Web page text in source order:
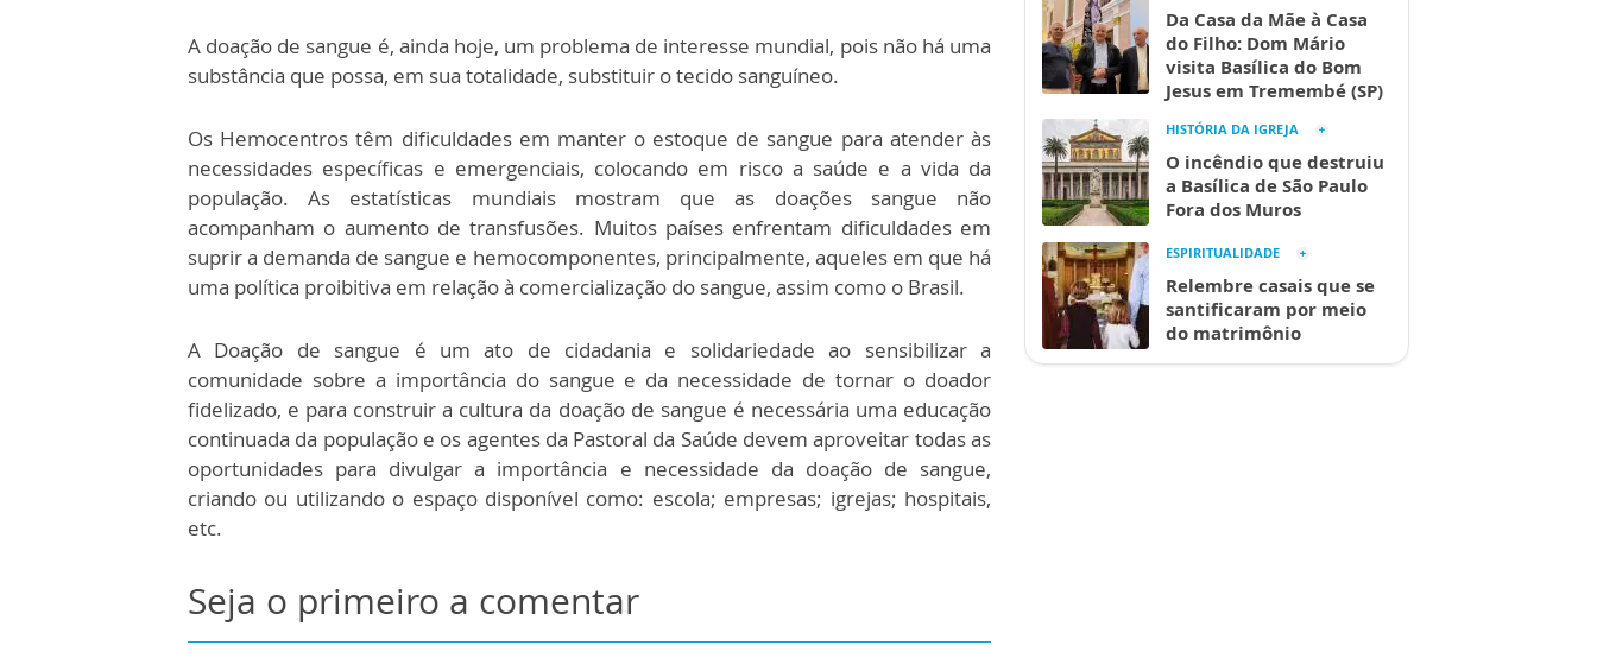
A doação de sangue é, ainda hoje, um problema de interesse mundial, pois não há uma
substância que possa, em sua totalidade, substituir o tecido sanguíneo.
Os Hemocentros têm dificuldades em manter o estoque de sangue para atender às
necessidades específicas e emergenciais, colocando em risco a saúde e a vida da
população. As estatísticas mundiais mostram que as doações sangue não
acompanham o aumento de transfusões. Muitos países enfrentam dificuldades em
suprir a demanda de sangue e hemocomponentes, principalmente, aqueles em que há
uma política proibitiva em relação à comercialização do sangue, assim como o Brasil.
A Doação de sangue é um ato de cidadania e solidariedade ao sensibilizar a
comunidade sobre a importância do sangue e da necessidade de tornar o doador
fidelizado, e para construir a cultura da doação de sangue é necessária uma educação
continuada da população e os agentes da Pastoral da Saúde devem aproveitar todas as
oportunidades para divulgar a importância e necessidade da doação de sangue,
criando ou utilizando o espaço disponível como: escola; empresas; igrejas; hospitais,
etc.
Seja o primeiro a comentar
Da Casa da Mãe à Casa
do Filho: Dom Mário
visita Basílica do Bom
Jesus em Tremembé (SP)
HISTÓRIA DA IGREJA
O incêndio que destruiu
a Basílica de São Paulo
Fora dos Muros
ESPIRITUALIDADE
Relembre casais que se
santificaram por meio
do matrimônio